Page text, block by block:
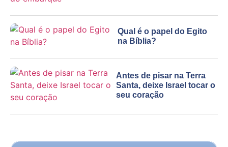
Qual é o papel do Egito
na Bíblia?
Antes de pisar na Terra
Santa, deixe Israel tocar o
seu coração